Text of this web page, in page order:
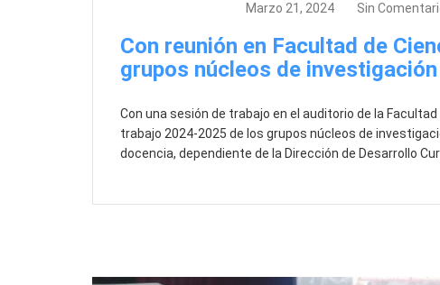
Marzo 21, 2024 Sin
Con reunión en Facultad de
grupos núcleos de
Con una sesión de trabajo en el auditorio de la
trabajo 2024-2025 de los grupos núcleos de
docencia, dependiente de la Dirección de Desarrollo